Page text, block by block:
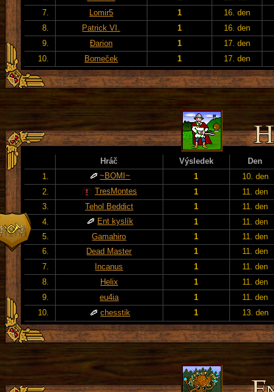
7.
Lomir5 1
16. den
8.
Patrick VI. 1
16. den
9.
Đarion 1
17. den
10.
Bomeček 1 17. den
Hráč Výsledek
Den
1.
~BOMI~ 1
10. den
2.
TresMontes 1
11. den
3.
Tehol Beddict 1
11. den
4.
Ent kyslík 1
11. den
5.
Gamahiro 1
11. den
6.
Dead Master 1
11. den
7.
Incanus 1
11. den
8.
Helix 1
11. den
9.
eu4ia 1
11. den
10.
chesstik 1 13. den